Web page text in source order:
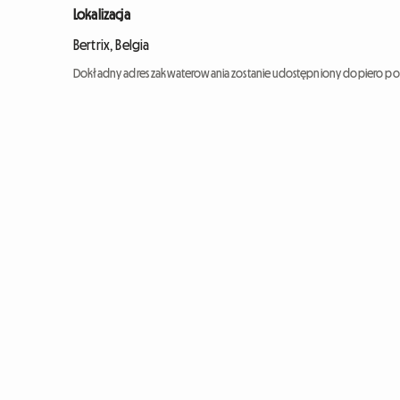
Lokalizacja
Bertrix, Belgia
Dokładny adres zakwaterowania zostanie udostępniony dopiero